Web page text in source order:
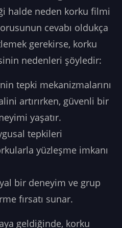
halde neden korku filmi
cevabı oldukça
gerekirse, korku
nedenleri şöyledir:
tepki mekanizmalarını
artırırken, güvenli bir
yaşatır.
tepkileri
yüzleşme imkanı
bir deneyim ve grup
fırsatı sunar.
geldiğinde, korku